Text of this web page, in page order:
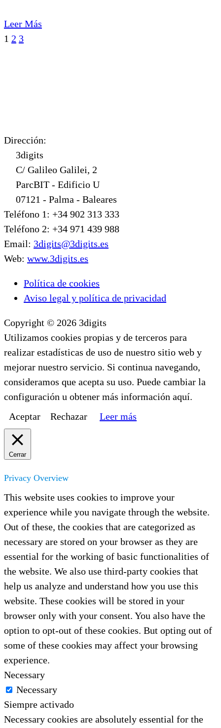
Leer Más
1 2 3Sig.
Dirección:
3digits
C/ Galileo Galilei, 2
ParcBIT - Edificio U
07121 - Palma - Baleares
Teléfono 1: +34 902 313 333
Teléfono 2: +34 971 439 988
Email: 3digits@3digits.es
Web: www.3digits.es
Política de cookies
Aviso legal y política de privacidad
Copyright © 2026 3digits
Utilizamos cookies propias y de terceros para
realizar estadísticas de uso de nuestro sitio web y
mejorar nuestro servicio. Si continua navegando,
consideramos que acepta su uso. Puede cambiar la
configuración u obtener más información aquí.
Aceptar
Rechazar Leer más
Cerrar
Privacy Overview
This website uses cookies to improve your
experience while you navigate through the website.
Out of these, the cookies that are categorized as
necessary are stored on your browser as they are
essential for the working of basic functionalities of
the website. We also use third-party cookies that
help us analyze and understand how you use this
website. These cookies will be stored in your
browser only with your consent. You also have the
option to opt-out of these cookies. But opting out of
some of these cookies may affect your browsing
experience.
Necessary
Necessary
Siempre activado
Necessary cookies are absolutely essential for the